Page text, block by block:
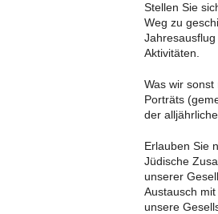
Stellen Sie
Weg zu
Aktivitäten.
Was wir
Porträts
der
Erlauben Sie
Jüdische
unserer
Austausch
unsere